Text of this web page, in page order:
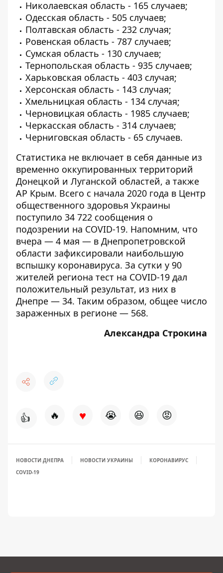
Николаевская область - 165 случаев;
Одесская область - 505 случаев;
Полтавская область - 232 случая;
Ровенская область - 787 случаев;
Сумская область - 130 случаев;
Тернопольская область - 935 случаев;
Харьковская область - 403 случая;
Херсонская область - 143 случая;
Хмельницкая область - 134 случая;
Черновицкая область - 1985 случаев;
Черкасская область - 314 случаев;
Черниговская область - 65 случаев.
Статистика не включает в себя данные из
временно оккупированных территорий
Донецкой и Луганской областей, а также
АР Крым. Всего с начала 2020 года в Центр
общественного здоровья Украины
поступило 34 722 сообщения о
подозрении на COVID-19. Напомним, что
вчера — 4 мая — в Днепропетровской
области зафиксировали наибольшую
вспышку коронавируса. За сутки у 90
жителей региона тест на COVID-19 дал
положительный результат, из них в
Днепре — 34. Таким образом, общее число
зараженных в регионе — 568.
Александра Строкина
👍 🔥 ♥ 😭 😆 😡
НОВОСТИ ДНЕПРА НОВОСТИ УКРАИНЫ
КОРОНАВИРУС
COVID-19